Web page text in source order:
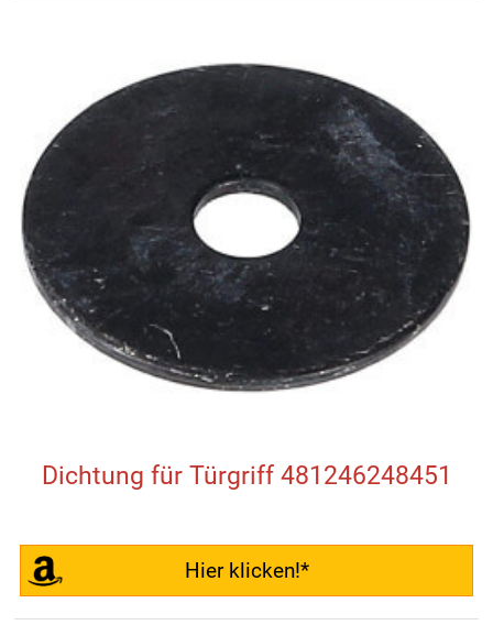
Dichtung für Türgriff 481246248451
Hier klicken!*